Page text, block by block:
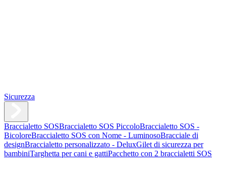
Sicurezza
Braccialetto SOSBraccialetto SOS PiccoloBraccialetto SOS -
BicoloreBraccialetto SOS con Nome - LuminosoBracciale di
designBraccialetto personalizzato - DeluxGilet di sicurezza per
bambiniTarghetta per cani e gattiPacchetto con 2 braccialetti SOS